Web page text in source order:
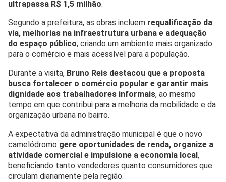
ultrapassa R$ 1,5 milhão.
Segundo a prefeitura, as obras incluem requalificação da
via, melhorias na infraestrutura urbana e adequação
do espaço público, criando um ambiente mais organizado
para o comércio e mais acessível para a população.
Durante a visita, Bruno Reis destacou que a proposta
busca fortalecer o comércio popular e garantir mais
dignidade aos trabalhadores informais, ao mesmo
tempo em que contribui para a melhoria da mobilidade e da
organização urbana no bairro.
A expectativa da administração municipal é que o novo
camelódromo gere oportunidades de renda, organize a
atividade comercial e impulsione a economia local,
beneficiando tanto vendedores quanto consumidores que
circulam diariamente pela região.